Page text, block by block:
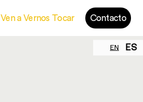
Ven a Vernos Tocar Contacto
EN ES